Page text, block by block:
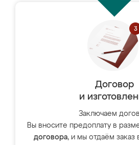
Договор
и
Заключаем
Вы вносите предоплату в
договора, и мы отдаём заказ